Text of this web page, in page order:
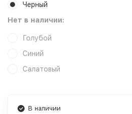
Черный
Нет в наличии:
Голубой
Синий
Салатовый
В наличии